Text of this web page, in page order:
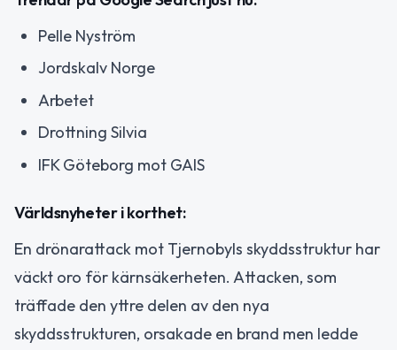
Pelle Nyström
Jordskalv Norge
Arbetet
Drottning Silvia
IFK Göteborg mot GAIS
Världsnyheter i korthet:
En drönarattack mot Tjernobyls skyddsstruktur har
väckt oro för kärnsäkerheten. Attacken, som
träffade den yttre delen av den nya
skyddsstrukturen, orsakade en brand men ledde